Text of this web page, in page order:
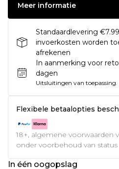
Meer informatie
Standaardlevering
invoerkosten worden
afrekenen
In aanmerking voor
dagen
Uitsluitingen van toepassing.
Flexibele betaalopties
18+, algemene voorwaarden
onder voorbehoud van status
In één oogopslag